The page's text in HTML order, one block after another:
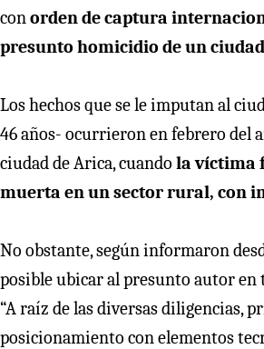
conorden de captura
presunto homicidio de un
Los hechos que se le imputan al
46 años- ocurrieron en febrero del
ciudad de Arica, cuando la víctima
muerta en un sector rural, con
No obstante, según informaron
posible ubicar al presunto autor
“A raíz de las diversas diligencias,
posicionamiento con elementos